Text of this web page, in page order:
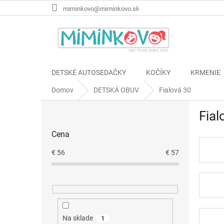
na
miminkovo@miminkovo.sk
DETSKÉ AUTOSEDAČKY KOČÍKY KRMENIE
Domov DETSKÁ OBUV Fialová 30
Cena
€ 56 € 57
Na sklade 1